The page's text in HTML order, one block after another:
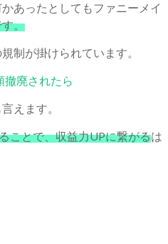
あったとしてもファニーメイ
。
制が掛けられています。
撤廃されたら
えます。
ことで、収益力UPに繋がるは